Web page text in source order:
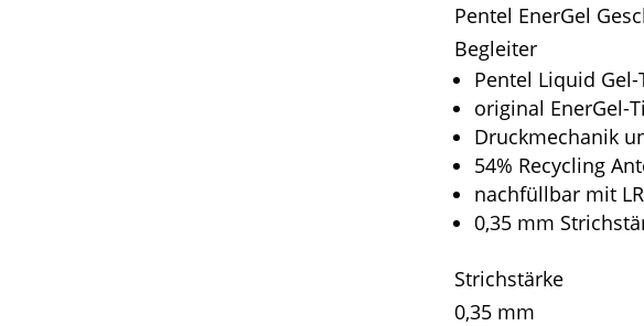
Pentel EnerGel
Begleiter
Pentel Liquid
original EnerGel-
Druckmechanik
54% Recycling
nachfüllbar mit
0,35 mm
Strichstärke
0,35 mm